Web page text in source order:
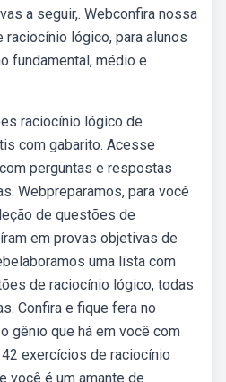
a seguir,. Webconfira nossa
lógico, para alunos
fundamental, médio e
raciocínio lógico de
com gabarito. Acesse
perguntas e respostas
Webpreparamos, para você
de questões de
em provas objetivas de
uma lista com
de raciocínio lógico, todas
Confira e fique fera no
gênio que há em você com
exercícios de raciocínio
você é um amante de